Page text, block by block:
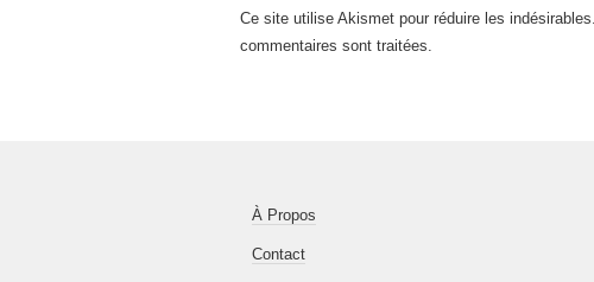
Ce site utilise Akismet pour réduire les indésirables.
commentaires sont traitées
À Propos
Contact